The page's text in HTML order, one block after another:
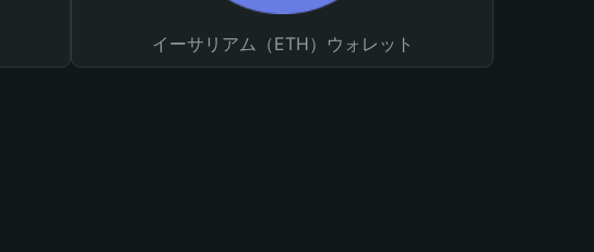
イーサリアム（ETH）ウォレット